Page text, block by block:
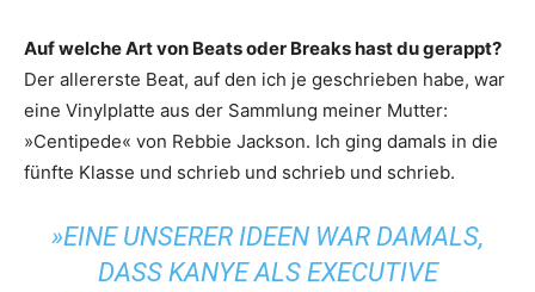
Auf welche Art von Beats oder Breaks hast du gerappt?
Der allererste Beat, auf den ich je geschrieben habe, war
eine Vinylplatte aus der Sammlung meiner Mutter:
»Centipede« von Rebbie Jackson. Ich ging damals in die
fünfte Klasse und schrieb und schrieb und schrieb.
»EINE UNSERER IDEEN WAR DAMALS,
DASS KANYE ALS EXECUTIVE